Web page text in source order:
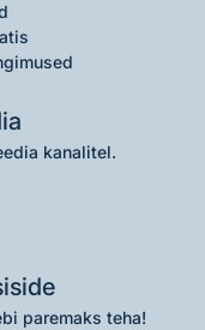
kanalitel.
paremaks teha!